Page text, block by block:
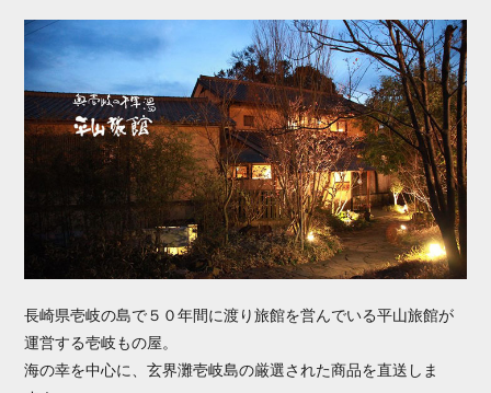
長崎県壱岐の島で５０年間に渡り旅館を営んでいる平山旅館が
運営する壱岐もの屋。
海の幸を中心に、玄界灘壱岐島の厳選された商品を直送しま